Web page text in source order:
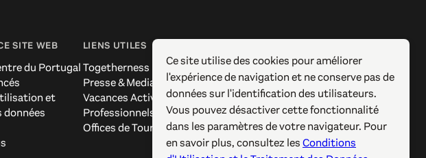
SITE WEB
du Portugal
et
LIENS UTILES
Togetherness
Presse & Media
Vacances Actives
Professionnels
Offices de Tourisme
Facebook
Instagram
X / Twitter
Pinterest
YouTube
Ce site utilise des cookies pour améliorer
l'expérience de navigation et ne conserve pas de
données sur l'identification des utilisateurs.
Vous pouvez désactiver cette fonctionnalité
dans les paramètres de votre navigateur. Pour
en savoir plus, consultez lesConditions